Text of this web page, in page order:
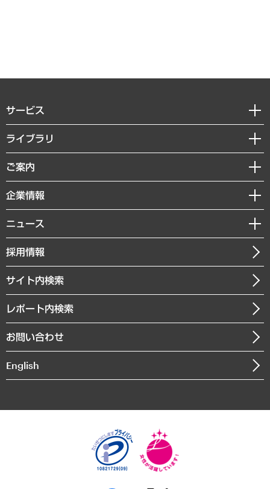
サービス
経営戦略
組織・人事戦略
デジタルイノベーション
共生・ダイバーシティ
GRC（ガバナンス・リスク・コンプライアンス）・防災（政策）
経済・産業・雇用・労働
まちづくり・観光・交通・スポーツ・スマートシティ
自然資源・農林水産業・食料システム
ライブラリ
経済調査
レポート
コラム
経営用語集
受託・受注実績（官公庁関連）
メディア掲載・出演
ご案内
セミナー・イベント情報
MUFGビジネスセミナー
受託案件情報
企業情報
私たちの想い
社長メッセージ
会社概要
沿革
組織図・本部部室紹介
インドネシア現地法人
個人情報保護方針
ニュース
ニュースリリース
お知らせ
採用情報
サイト内検索
レポート内検索
お問い合わせ
English